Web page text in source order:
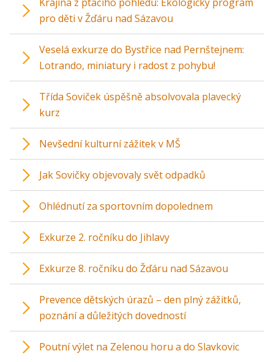
pro děti v Žďáru nad Sázavou
Veselá exkurze do Bystřice nad Pernštejnem:
Lotrando, miniatury i radost z pohybu!
Třída Soviček úspěšně absolvovala plavecký
kurz
Nevšední kulturní zážitek v MŠ
Jak Sovičky objevovaly svět odpadků
Ohlédnutí za sportovním dopolednem
Exkurze 2. ročníku do Jihlavy
Exkurze 8. ročníku do Žďáru nad Sázavou
Prevence dětských úrazů – den plný zážitků,
poznání a důležitých dovedností
Poutní výlet na Zelenou horu a do Slavkovic